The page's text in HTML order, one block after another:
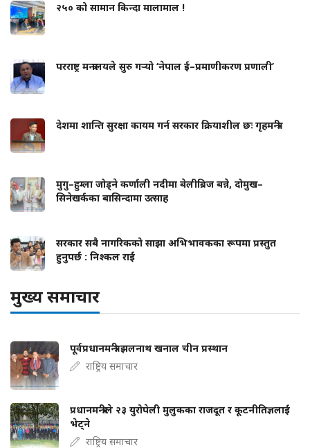
२५० को सामान किन्दा मालामाल !
परराष्ट्र मन्त्रालयले सुरु गर्‍यो ‘नेपाल ई–प्रमाणीकरण प्रणाली’
देशमा शान्ति सुरक्षा कायम गर्न सरकार क्रियाशील छः गृहमन्त्री
मुगु–हुम्ला जोड्ने कर्णाली नदीमा बेलीब्रिज बन्ने, दोमुख–
सिनेखर्कका बासिन्दामा उत्साह
सरकार सबै नागरिकको साझा अभिभावकका रूपमा प्रस्तुत
हुनुपर्छ : निश्कल राई
मुख्य समाचार
पूर्वप्रधानमन्त्री झलनाथ खनाल चीन प्रस्थान
राष्ट्रिय समाचार
प्रधानमन्त्रीले २३ युरोपेली मुलुकका राजदूत र कूटनीतिज्ञलाई
भेट्ने
राष्ट्रिय समाचार